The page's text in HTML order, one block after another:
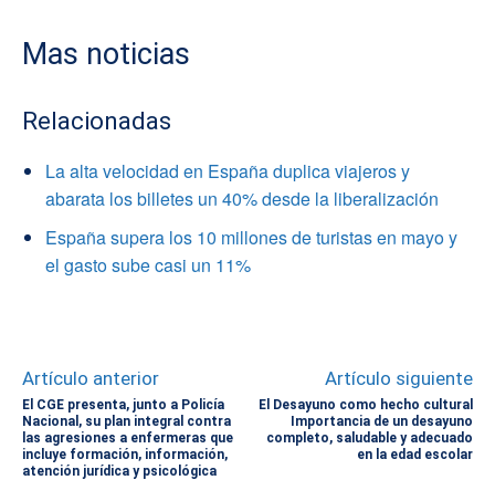
Mas noticias
Relacionadas
La alta velocidad en España duplica viajeros y
abarata los billetes un 40% desde la liberalización
España supera los 10 millones de turistas en mayo y
el gasto sube casi un 11%
Artículo anterior
El CGE presenta, junto a Policía
Nacional, su plan integral contra
las agresiones a enfermeras que
incluye formación, información,
atención jurídica y psicológica
Artículo siguiente
El Desayuno como hecho cultural
Importancia de un desayuno
completo, saludable y adecuado
en la edad escolar